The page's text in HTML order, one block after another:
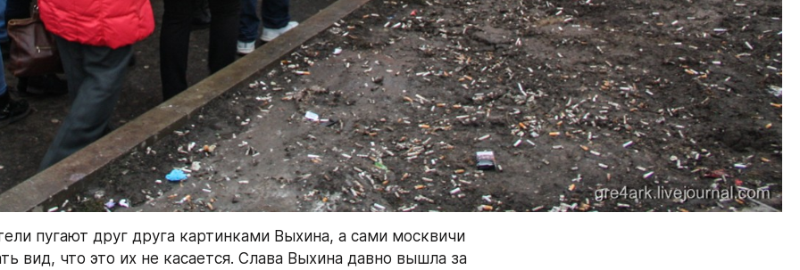
пугают друг друга картинками Выхина, а сами москвичи
вид, что это их не касается. Слава Выхина давно вышла за